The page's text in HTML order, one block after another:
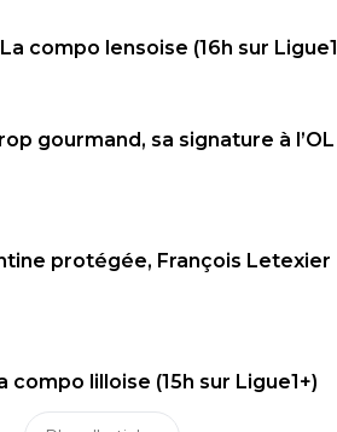
compo lensoise (16h sur
gourmand, sa signature à l’OL
protégée, François Letexier
compo lilloise (15h sur Ligue1+)